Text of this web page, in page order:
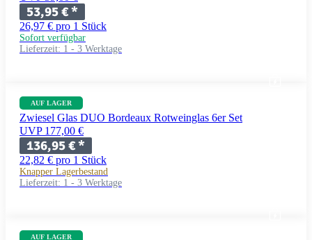
53,95 €*
26,97 € pro 1 Stück
Sofort verfügbar
Lieferzeit: 1 - 3 Werktage
AUF LAGER
Zwiesel Glas DUO Bordeaux Rotweinglas 6er Set
UVP 177,00 €
136,95 €*
22,82 € pro 1 Stück
Knapper Lagerbestand
Lieferzeit: 1 - 3 Werktage
AUF LAGER